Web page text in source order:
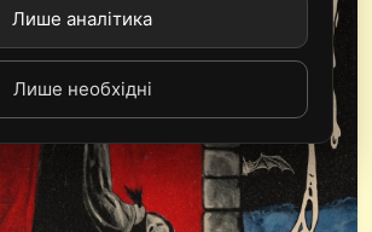
Лише аналітика
Лише необхідні